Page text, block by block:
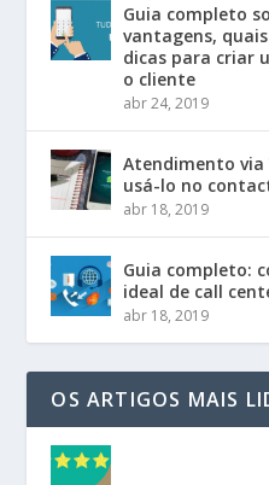
Guia completo
vantagens,
dicas para criar
o cliente
abr 24, 2019
Atendimento via
usá-lo no
abr 18, 2019
Guia completo:
ideal de call
abr 18, 2019
OS ARTIGOS MAIS